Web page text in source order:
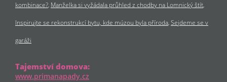
kombinace? Manželka si vyžádala průhled z chodby na Lomnický štít
Inspirujte se rekonstrukcí bytu, kde múzou byla příroda Sejdeme se v
garáži
Tajemství domova:
www.primanapady.cz